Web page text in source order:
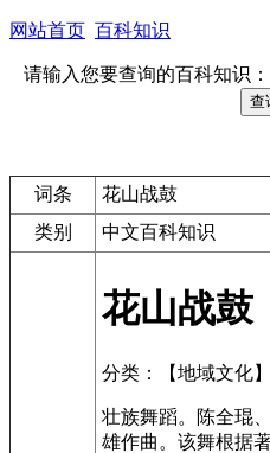
网站首页 百科知识
请输入您要查询的百科知识：
词条
花山战鼓
类别
中文百科知识
花山战鼓
分类：【地域文化】
壮族舞蹈。陈全琨
雄作曲。该舞根据